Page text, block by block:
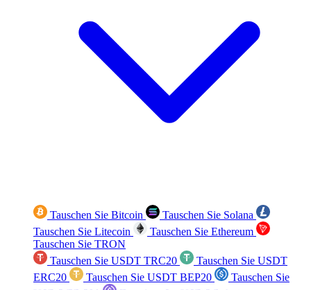
Tauschen Sie Bitcoin
Tauschen Sie Solana
Tauschen Sie Litecoin
Tauschen Sie Ethereum
Tauschen Sie TRON
Tauschen Sie USDT TRC20
Tauschen Sie USDT
ERC20
Tauschen Sie USDT BEP20
Tauschen Sie